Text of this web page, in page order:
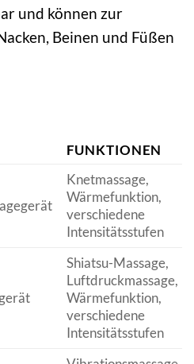
und können zur
Beinen und Füßen
FUNKTIONEN
Knetmassage,
Wärmefunktion,
verschiedene
Intensitätsstufen
Shiatsu-Massage,
Luftdruckmassage,
Wärmefunktion,
verschiedene
Intensitätsstufen